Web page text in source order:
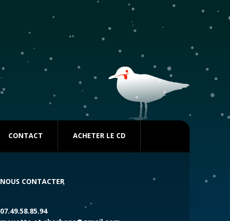
CONTACT ACHETER LE CD
NOUS CONTACTER
07.49.58.85.94